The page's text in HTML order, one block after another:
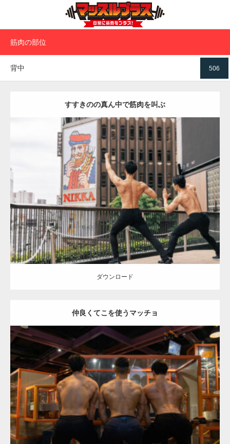
筋肉の部位
506
背中
すすきのの真ん中で筋肉を叫ぶ
Update:2026.07.23
ココノススキノのマッチョ オレンジの人
AKIHITO(細マッ
チョ) SOSUKE 背中 札幌（北海道）
ダウンロード
ダウンロード
仲良くてこを使うマッチョ
Update:2025.10.30
Category:科学技術館のマッチョ オレンジの人 AKIHITO(細マッチョ)
SOSUKE
外資系筋肉 背中 千代田区（東京）
ダウンロード